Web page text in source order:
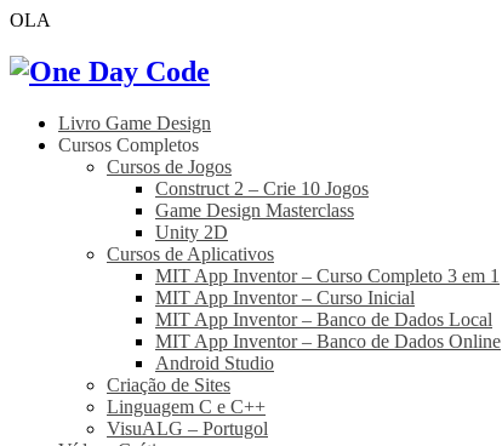
OLA
Livro Game Design
Cursos Completos
Cursos de Jogos
Construct 2 – Crie 10 Jogos
Game Design Masterclass
Unity 2D
Cursos de Aplicativos
MIT App Inventor – Curso Completo 3 em 1
MIT App Inventor – Curso Inicial
MIT App Inventor – Banco de Dados Local
MIT App Inventor – Banco de Dados Online
Android Studio
Criação de Sites
Linguagem C e C++
VisuALG – Portugol